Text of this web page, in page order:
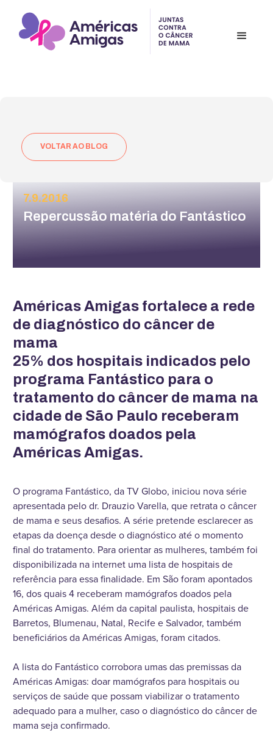
VOLTAR AO BLOG
7.9.2016
Repercussão matéria do Fantástico
Américas Amigas fortalece a rede
de diagnóstico do câncer de
mama
25% dos hospitais indicados pelo
programa Fantástico para o
tratamento do câncer de mama na
cidade de São Paulo receberam
mamógrafos doados pela
Américas Amigas.
O programa Fantástico, da TV Globo, iniciou nova série
apresentada pelo dr. Drauzio Varella, que retrata o câncer
de mama e seus desafios. A série pretende esclarecer as
etapas da doença desde o diagnóstico até o momento
final do tratamento. Para orientar as mulheres, também foi
disponibilizada na internet uma lista de hospitais de
referência para essa finalidade. Em São foram apontados
16, dos quais 4 receberam mamógrafos doados pela
Américas Amigas. Além da capital paulista, hospitais de
Barretos, Blumenau, Natal, Recife e Salvador, também
beneficiários da Américas Amigas, foram citados.
A lista do Fantástico corrobora umas das premissas da
Américas Amigas: doar mamógrafos para hospitais ou
serviços de saúde que possam viabilizar o tratamento
adequado para a mulher, caso o diagnóstico do câncer de
mama seja confirmado.